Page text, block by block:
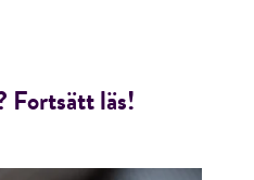
Fortsätt läs!